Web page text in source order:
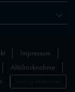
Impressum
Altölrücknahme